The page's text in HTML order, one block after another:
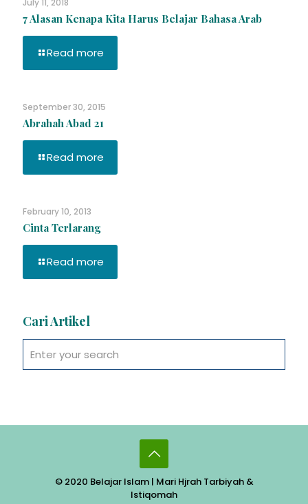
July 11, 2018
7 Alasan Kenapa Kita Harus Belajar Bahasa Arab
Read more
September 30, 2015
Abrahah Abad 21
Read more
February 10, 2013
Cinta Terlarang
Read more
Cari Artikel
© 2020 Belajar Islam | Mari Hjrah Tarbiyah &
Istiqomah